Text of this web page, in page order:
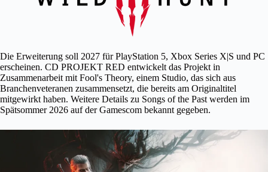
Die Erweiterung soll 2027 für PlayStation 5, Xbox Series X|S und PC
erscheinen. CD PROJEKT RED entwickelt das Projekt in
Zusammenarbeit mit Fool's Theory, einem Studio, das sich aus
Branchenveteranen zusammensetzt, die bereits am Originaltitel
mitgewirkt haben. Weitere Details zu Songs of the Past werden im
Spätsommer 2026 auf der Gamescom bekannt gegeben.